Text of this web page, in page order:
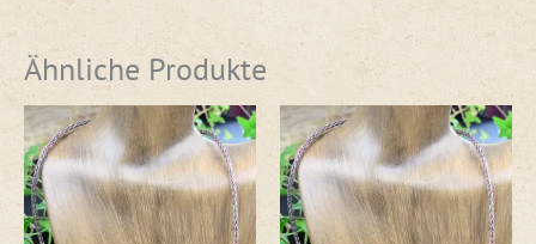
Ähnliche Produkte